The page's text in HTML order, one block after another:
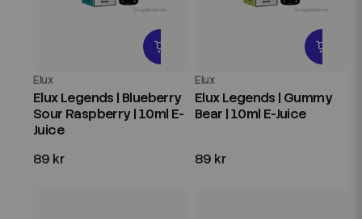
Elux
Elux Legends | Blueberry
Sour Raspberry | 10ml E-
Juice
89 kr
Elux
Elux Legends | Gummy
Bear | 10ml E-Juice
89 kr